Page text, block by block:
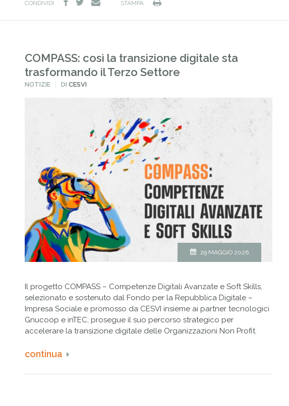
CONDIVIDI
e-
STAMPA
COMPASS: così la transizione digitale sta
trasformando il Terzo Settore
PUBBLICATO
NOTIZIE DICESVI
29 MAGGIO 2026
Il progetto COMPASS – Competenze Digitali Avanzate e Soft Skills,
selezionato e sostenuto dal Fondo per la Repubblica Digitale –
Impresa Sociale e promosso da CESVI insieme ai partner tecnologici
Gnucoop e inTEC, prosegue il suo percorso strategico per
accelerare la transizione digitale delle Organizzazioni Non Profit.
continua